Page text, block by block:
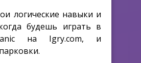
логические навыки и
будешь играть в
на Igry.com, и